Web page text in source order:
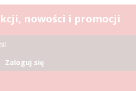
nowości i promocji
Zaloguj się